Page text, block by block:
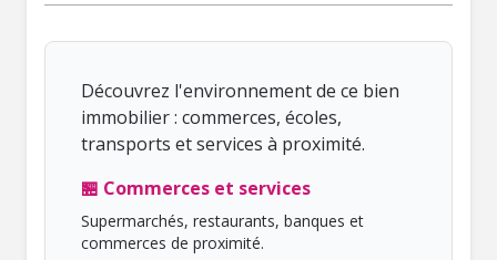
Découvrez l'environnement de ce bien
immobilier : commerces, écoles,
transports et services à proximité.
🏪 Commerces et services
Supermarchés, restaurants, banques et
commerces de proximité.